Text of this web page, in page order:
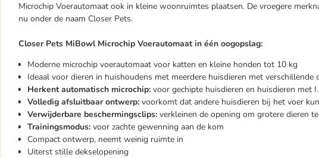
Microchip Voerautomaat ook in kleine woonruimtes plaatsen. De vroegere
nu onder de naam Closer Pets.
Closer Pets MiBowl Microchip Voerautomaat in één oogopslag:
Moderne microchip voerautomaat voor katten en kleine honden tot 10 kg
Ideaal voor dieren in huishoudens met meerdere huisdieren met
Herkent automatisch microchip: voor gechipte huisdieren en huisdieren met
Volledig afsluitbaar ontwerp: voorkomt dat andere huisdieren bij het voer
Verwijderbare beschermingsclips: verkleinen de opening om grotere dieren
Trainingsmodus: voor zachte gewenning aan de kom
Compact ontwerp, neemt weinig ruimte in
Uiterst stille dekselopening